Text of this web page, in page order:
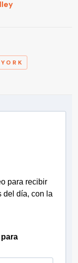
para recibir
del día, con la